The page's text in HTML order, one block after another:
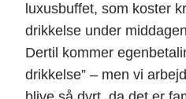
luxusbuffet, som koster
drikkelse under
Dertil kommer
drikkelse” – men vi